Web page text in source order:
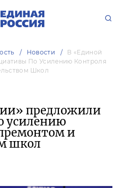
Новости
В «Единой
По Усилению Контроля
Школ
предложили
усилению
и
школ